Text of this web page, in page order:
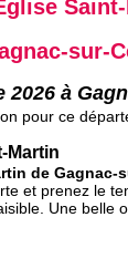
sur-
à
pour ce
Martin
de Gagnac-
et prenez le
Une